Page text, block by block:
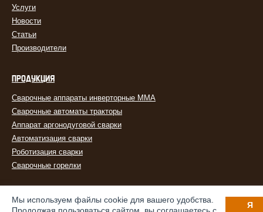
Услуги
Новости
Статьи
Производители
ПРОДУКЦИЯ
Сварочные аппараты инверторные MMA
Сварочные автоматы тракторы
Аппарат аргонодуговой сварки
Автоматизация сварки
Роботизация сварки
Сварочные горелки
Мы используем файлы cookie для вашего удобства.
Я